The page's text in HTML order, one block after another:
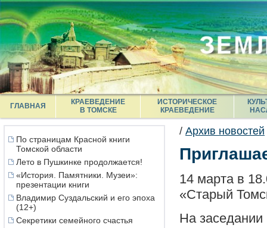
ГЛАВНАЯ
КРАЕВЕДЕНИЕ
В ТОМСКЕ
ИСТОРИЧЕСКОЕ
КРАЕВЕДЕНИЕ
По страницам Красной книги
Томской области
Лето в Пушкинке продолжается!
«История. Памятники. Музеи»:
презентации книги
Владимир Суздальский и его эпоха
(12+)
Секретики семейного счастья
/ Архив новостей
14 марта в
«Старый
На